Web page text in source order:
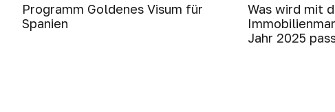
Programm Goldenes Visum für
Spanien
Was wird mit
Jahr 2025